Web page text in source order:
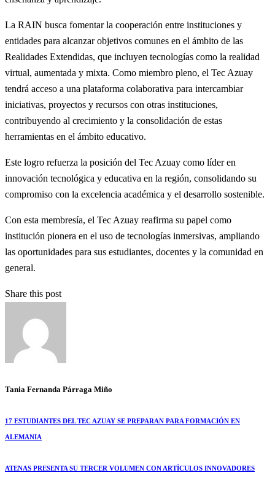
La RAIN busca fomentar la cooperación entre instituciones y
entidades para alcanzar objetivos comunes en el ámbito de las
Realidades Extendidas, que incluyen tecnologías como la realidad
virtual, aumentada y mixta. Como miembro pleno, el Tec Azuay
tendrá acceso a una plataforma colaborativa para intercambiar
iniciativas, proyectos y recursos con otras instituciones,
contribuyendo al crecimiento y la consolidación de estas
herramientas en el ámbito educativo.
Este logro refuerza la posición del Tec Azuay como líder en
innovación tecnológica y educativa en la región, consolidando su
compromiso con la excelencia académica y el desarrollo sostenible.
Con esta membresía, el Tec Azuay reafirma su papel como
institución pionera en el uso de tecnologías inmersivas, ampliando
las oportunidades para sus estudiantes, docentes y la comunidad en
general.
Share this post
Tania Fernanda Párraga Miño
17 ESTUDIANTES DEL TEC AZUAY SE PREPARAN PARA FORMACIÓN EN
ALEMANIA
ATENAS PRESENTA SU TERCER VOLUMEN CON ARTÍCULOS INNOVADORES